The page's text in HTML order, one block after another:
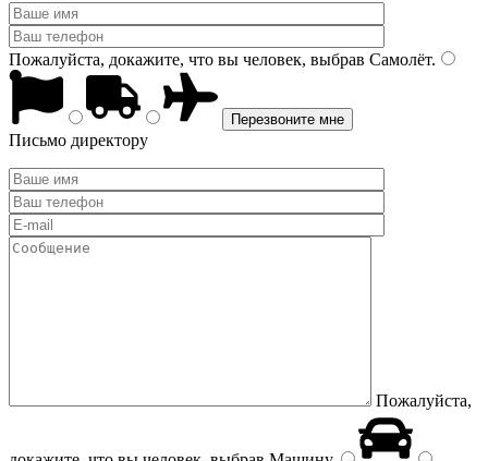
Пожалуйста, докажите, что вы человек, выбрав Самолёт.
Письмо директору
Пожалуйста,